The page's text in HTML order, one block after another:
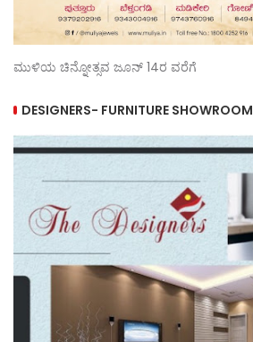
ಮುಳಿಯ ಚಿನ್ನೋತ್ಸವ ಜೂನ್ 14ರ ವರೆಗೆ
DESIGNERS- FURNITURE SHOWROOM